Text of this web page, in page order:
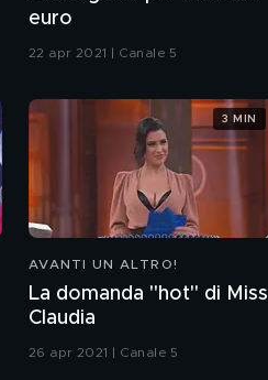
euro
22 apr 2021 | Canale 5
AVANTI UN ALTRO!
La domanda "hot" di Miss
Claudia
26 apr 2021 | Canale 5
3 MIN